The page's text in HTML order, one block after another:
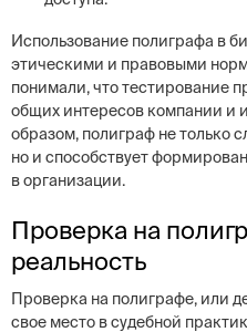
Использование полиграфа в
этическими и правовыми
понимали, что тестирование
общих интересов компании и
образом, полиграф не только
но и способствует
в организации.
Проверка на
реальность
Проверка на полиграфе, или
свое место в судебной